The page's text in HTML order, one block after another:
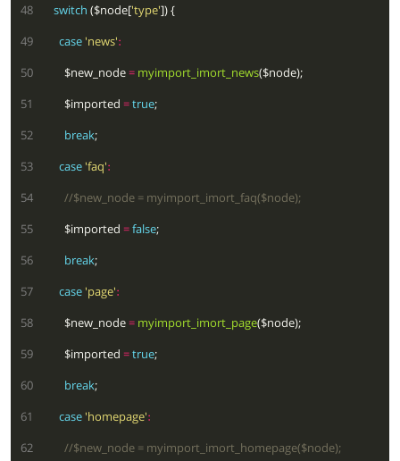
  48
switch ($node['type'
]) {
  49
case'news':
  50
        $new_node
=myimport_imort_news
($node);
  51
        $imported
=true;
  52
break;
  53
case'faq':
  54
//$new_node = myimport_imort_faq($node);
  55
        $imported
=false;
  56
break;
  57
case'page':
  58
        $new_node
=myimport_imort_page
($node);
  59
        $imported
=true;
  60
break;
  61
case'homepage':
  62
//$new_node = myimport_imort_homepage($node);